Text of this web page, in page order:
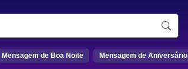
Mensagem de Boa Noite Mensagem de Aniversário